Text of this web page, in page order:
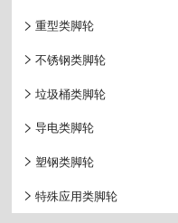
重型类脚轮
不锈钢类脚轮
垃圾桶类脚轮
导电类脚轮
塑钢类脚轮
特殊应用类脚轮